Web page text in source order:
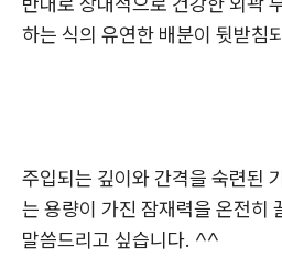
하는 식의 유연한 배분이 뒷받침
주입되는 깊이와 간격을 숙련된
는 용량이 가진 잠재력을 온전히
말씀드리고 싶습니다. ^^